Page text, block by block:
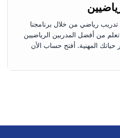
رياضي من خلال برنامجنا
تعلم من أفضل المدربين الرياضيين